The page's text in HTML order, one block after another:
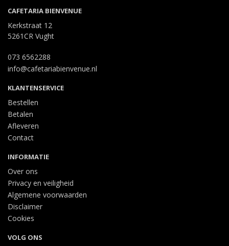
CAFETARIA BIENVENUE
Kerkstraat 12
5261CR Vught
073 6562288
info@cafetariabienvenue.nl
KLANTENSERVICE
Bestellen
Betalen
Afleveren
Contact
INFORMATIE
Over ons
Privacy en veiligheid
Algemene voorwaarden
Disclaimer
Cookies
VOLG ONS